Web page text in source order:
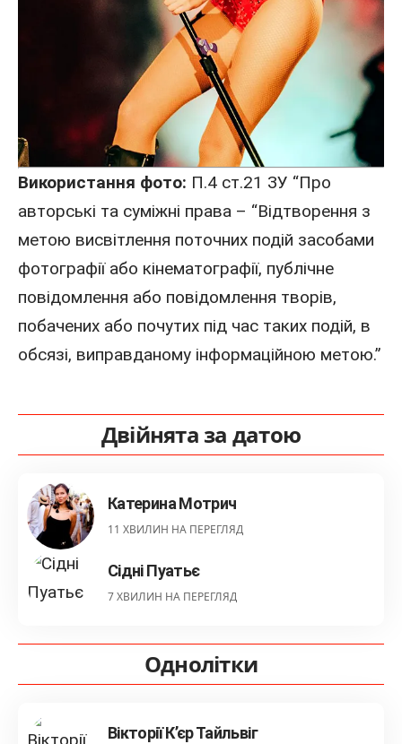
Використання фото: П.4 ст.21 ЗУ “Про
авторські та суміжні права – “Відтворення з
метою висвітлення поточних подій засобами
фотографії або кінематографії, публічне
повідомлення або повідомлення творів,
побачених або почутих під час таких подій, в
обсязі, виправданому інформаційною метою.”
Двійнята за датою
Катерина Мотрич
11 ХВИЛИН НА ПЕРЕГЛЯД
Сідні Пуатьє
7 ХВИЛИН НА ПЕРЕГЛЯД
Однолітки
Вікторії К’єр Тайльвіг